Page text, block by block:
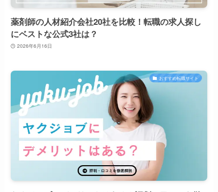
薬剤師の人材紹介会社20社を比較！転職の求人探し
にベストな公式3社は？
2026年6月16日
おすすめ転職サイト